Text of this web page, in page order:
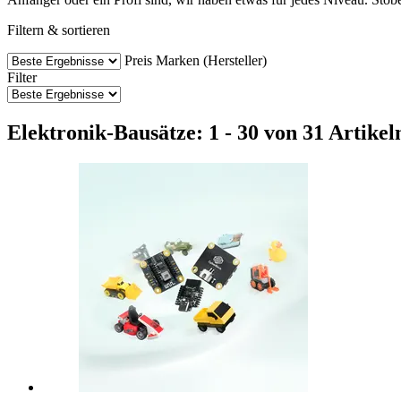
Filtern & sortieren
Preis Marken (Hersteller)
Filter
Elektronik-Bausätze: 1 - 30 von 31